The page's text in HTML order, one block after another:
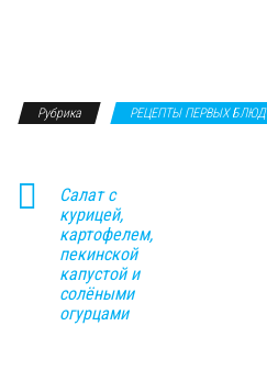
Рубрика РЕЦЕПТЫ ПЕРВЫХ БЛЮД
Салат с
курицей,
картофелем,
пекинской
капустой и
солёными
огурцами